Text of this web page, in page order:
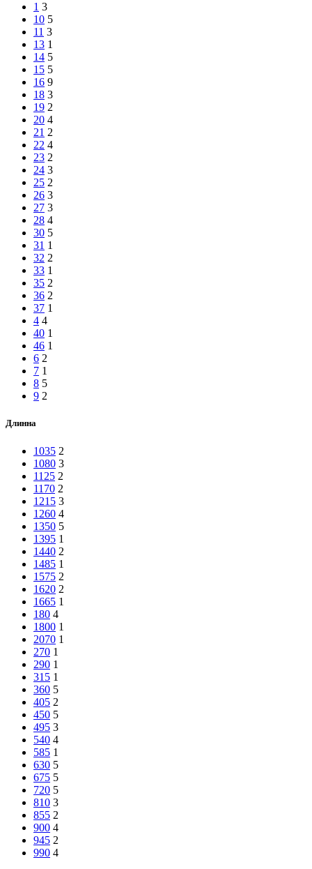
1 3
10 5
11 3
13 1
14 5
15 5
16 9
18 3
19 2
20 4
21 2
22 4
23 2
24 3
25 2
26 3
27 3
28 4
30 5
31 1
32 2
33 1
35 2
36 2
37 1
4 4
40 1
46 1
6 2
7 1
8 5
9 2
Длинна
1035 2
1080 3
1125 2
1170 2
1215 3
1260 4
1350 5
1395 1
1440 2
1485 1
1575 2
1620 2
1665 1
180 4
1800 1
2070 1
270 1
290 1
315 1
360 5
405 2
450 5
495 3
540 4
585 1
630 5
675 5
720 5
810 3
855 2
900 4
945 2
990 4